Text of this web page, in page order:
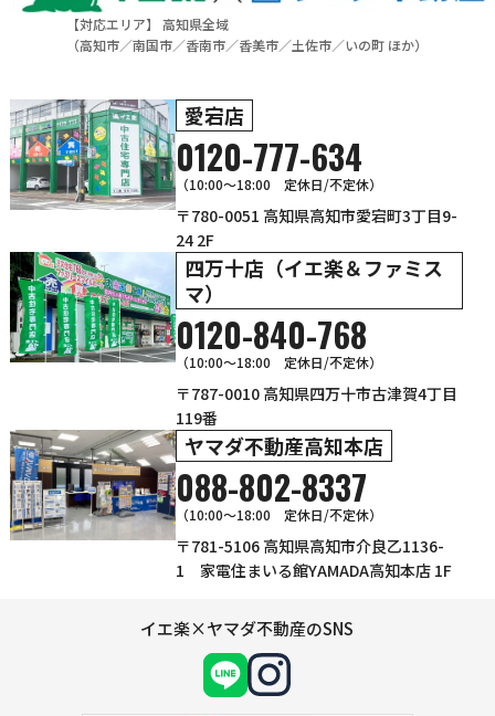
【対応エリア】 高知県全域
（高知市／南国市／香南市／香美市／土佐市／いの町 ほか）
愛宕店
0120-777-634
（10:00～18:00 定休日/不定休）
〒780-0051 高知県高知市愛宕町3丁目9-
24 2F
四万十店（イエ楽＆ファミス
マ）
0120-840-768
（10:00〜18:00 定休日/不定休）
〒787-0010 高知県四万十市古津賀4丁目
119番
ヤマダ不動産高知本店
088-802-8337
（10:00～18:00 定休日/不定休）
〒781-5106 高知県高知市介良乙1136-
1 家電住まいる館YAMADA高知本店 1F
イエ楽×ヤマダ不動産のSNS